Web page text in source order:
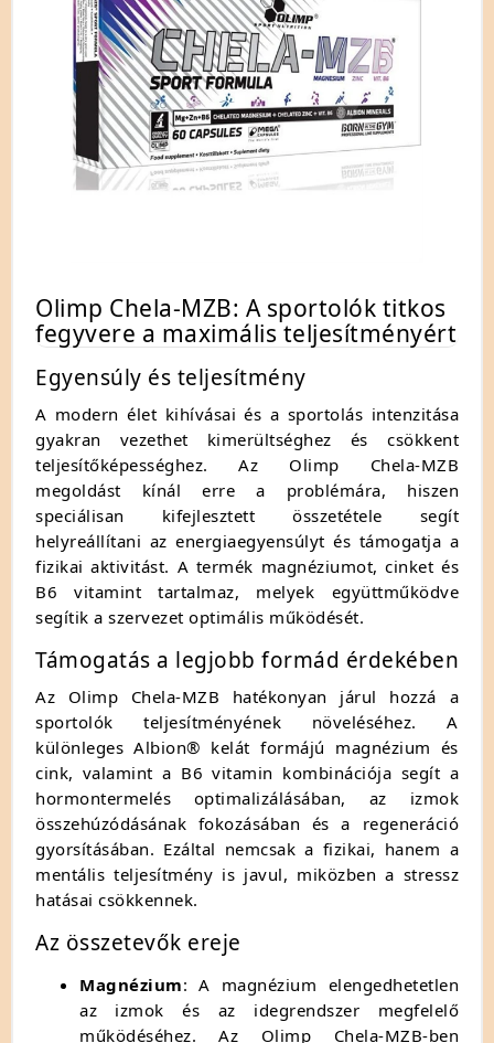
Olimp Chela-MZB: A sportolók titkos
fegyvere a maximális teljesítményért
Egyensúly és teljesítmény
A modern élet kihívásai és a sportolás intenzitása
gyakran vezethet kimerültséghez és csökkent
teljesítőképességhez. Az Olimp Chela-MZB
megoldást kínál erre a problémára, hiszen
speciálisan kifejlesztett összetétele segít
helyreállítani az energiaegyensúlyt és támogatja a
fizikai aktivitást. A termék magnéziumot, cinket és
B6 vitamint tartalmaz, melyek együttműködve
segítik a szervezet optimális működését.
Támogatás a legjobb formád érdekében
Az Olimp Chela-MZB hatékonyan járul hozzá a
sportolók teljesítményének növeléséhez. A
különleges Albion® kelát formájú magnézium és
cink, valamint a B6 vitamin kombinációja segít a
hormontermelés optimalizálásában, az izmok
összehúzódásának fokozásában és a regeneráció
gyorsításában. Ezáltal nemcsak a fizikai, hanem a
mentális teljesítmény is javul, miközben a stressz
hatásai csökkennek.
Az összetevők ereje
Magnézium: A magnézium elengedhetetlen
az izmok és az idegrendszer megfelelő
működéséhez. Az Olimp Chela-MZB-ben